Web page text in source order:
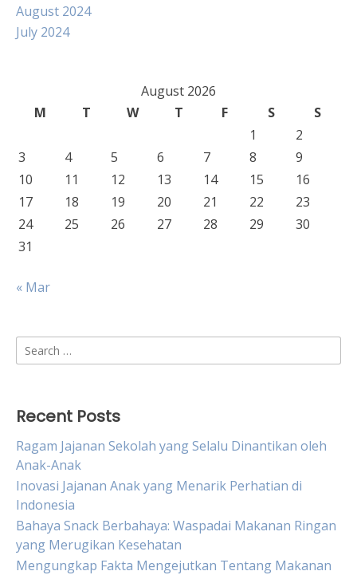
August 2024
July 2024
August 2026
M
T W T F S
S
1
2
3
4 5 6 7 8
9
10
11 12 13 14 15
16
17
18 19 20 21 22
23
24
25 26 27 28 29
30
31
« Mar
Search
for:
Recent Posts
Ragam Jajanan Sekolah yang Selalu Dinantikan oleh
Anak-Anak
Inovasi Jajanan Anak yang Menarik Perhatian di
Indonesia
Bahaya Snack Berbahaya: Waspadai Makanan Ringan
yang Merugikan Kesehatan
Mengungkap Fakta Mengejutkan Tentang Makanan